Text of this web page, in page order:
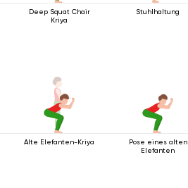
Deep Squat Chair
Kriya
Stuhlhaltung
Alte Elefanten-Kriya
Pose eines alten
Elefanten